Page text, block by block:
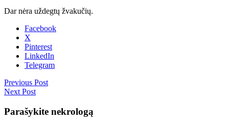
Dar nėra uždegtų žvakučių.
Facebook
X
Pinterest
LinkedIn
Telegram
Previous Post
Next Post
Parašykite nekrologą